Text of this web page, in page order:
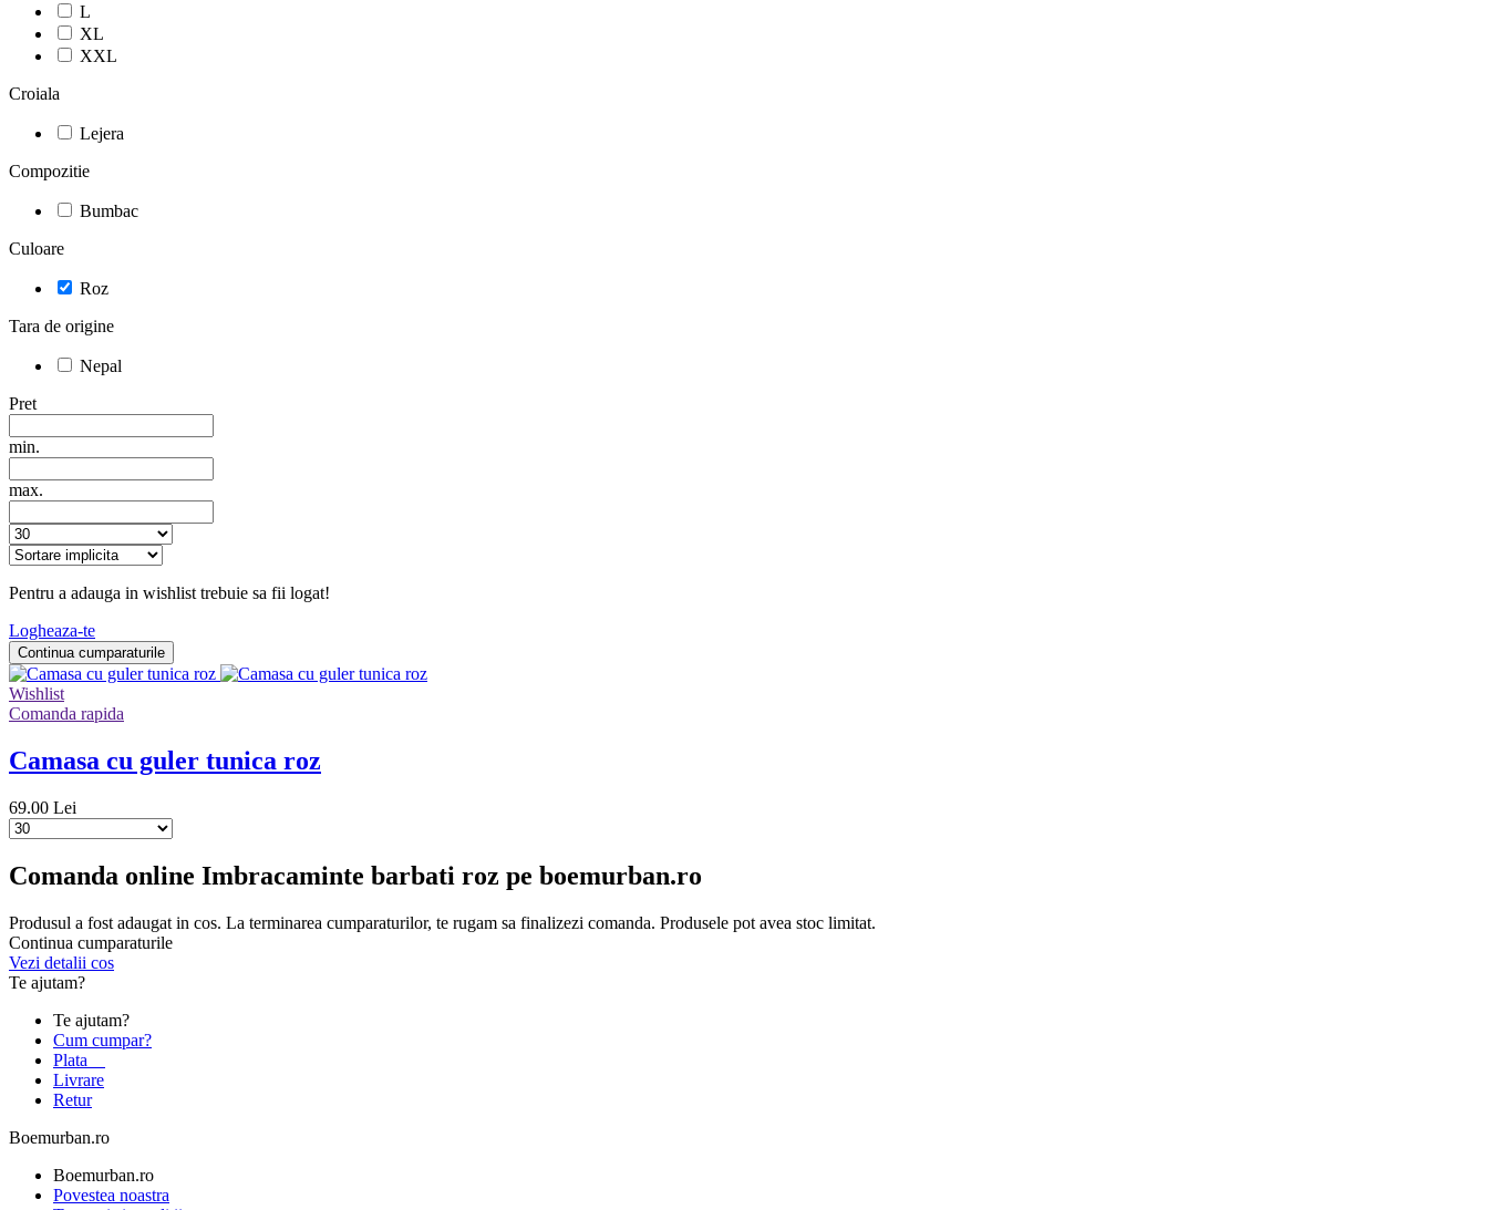
L
XL
XXL
Croiala
Lejera
Compozitie
Bumbac
Culoare
Roz
Tara de origine
Nepal
Pret
min.
max.
Pentru a adauga in wishlist trebuie sa fii logat!
Logheaza-te
Continua cumparaturile
Wishlist
Comanda rapida
Camasa cu guler tunica roz
69.00 Lei
Comanda online Imbracaminte barbati roz pe boemurban.ro
Produsul a fost adaugat in cos. La terminarea cumparaturilor, te rugam sa finalizezi comanda. Produsele pot avea stoc limitat.
Continua cumparaturile
Vezi detalii cos
Te ajutam?
Te ajutam?
Cum cumpar?
Plata
Livrare
Retur
Boemurban.ro
Boemurban.ro
Povestea noastra